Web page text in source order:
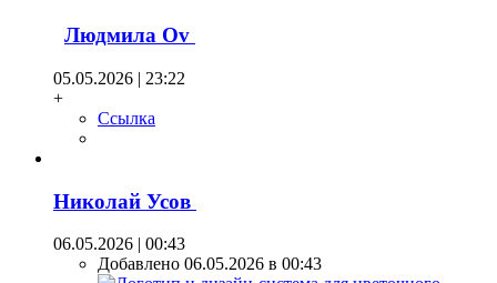
Людмила Оv
05.05.2026 | 23:22
+
Ссылка
Николай Усов
06.05.2026 | 00:43
Добавлено 06.05.2026 в 00:43